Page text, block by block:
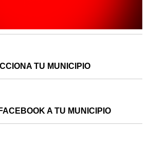
TU MUNICIPIO
A TU MUNICIPIO